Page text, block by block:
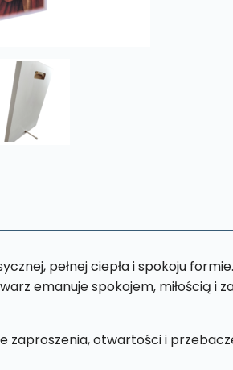
pełnej ciepła i spokoju
emanuje spokojem, miłością i
zaproszenia, otwartości i